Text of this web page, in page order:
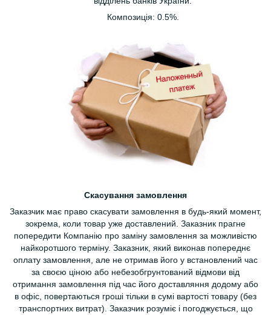
Композиція: 0.5%.
Скасування замовлення
Заказчик має право скасувати замовлення в будь-який момент,
зокрема, коли товар уже доставлений. Заказник прагне
попередити Компанію про заміну замовлення за можливістю
найкоротшого терміну. Заказник, який виконав попереднє
оплату замовлення, але не отримав його у встановлений час
за своєю ціною або небезобгрунтований відмови від
отримання замовлення під час його доставляння додому або
в офіс, повертаються гроші тільки в сумі вартості товару (без
транспортних витрат). Заказчик розуміє і погоджується, що